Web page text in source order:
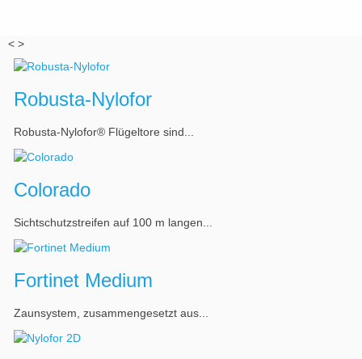
< >
Robusta-Nylofor
Robusta-Nylofor® Flügeltore sind...
Colorado
Sichtschutzstreifen auf 100 m langen...
Fortinet Medium
Zaunsystem, zusammengesetzt aus...